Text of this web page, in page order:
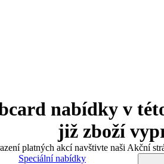
nabídky v
již zboží
platných akcí navštivte naši Akční
Speciální nabídky